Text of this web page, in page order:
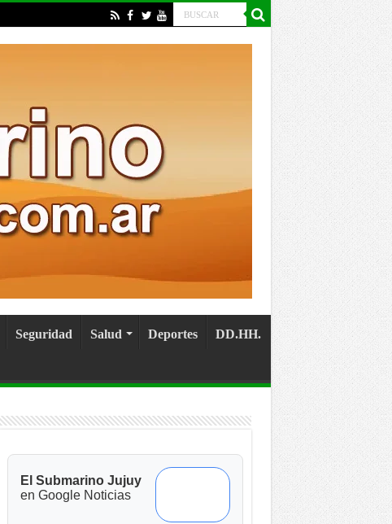
Seguridad Salud Deportes DD.HH.
El Submarino Jujuy
en Google Noticias